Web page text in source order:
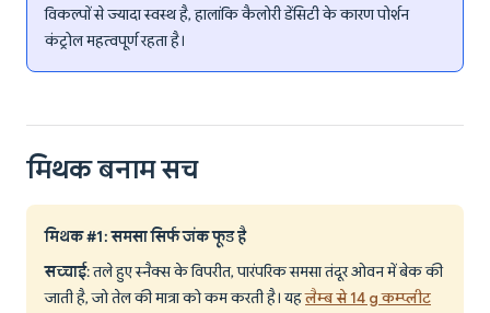
विकल्पों से ज्यादा स्वस्थ है, हालांकि कैलोरी डेंसिटी के कारण पोर्शन
कंट्रोल महत्वपूर्ण रहता है।
मिथक बनाम सच
मिथक #1: समसा सिर्फ जंक फूड है
सच्चाई: तले हुए स्नैक्स के विपरीत, पारंपरिक समसा तंदूर ओवन में बेक की
जाती है, जो तेल की मात्रा को कम करती है। यहलैम्ब से 14 g कम्प्लीट